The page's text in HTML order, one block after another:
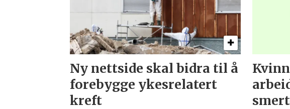
Ny nettside skal bidra til å
forebygge ykesrelatert
kreft